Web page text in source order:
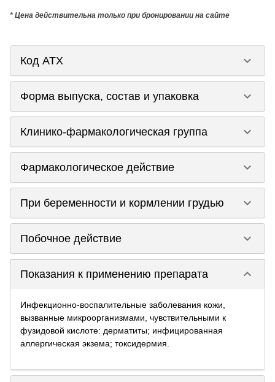
* Цена действительна только при бронировании на сайте
Код ATX keyboard_arrow_down
Форма выпуска, состав и упаковка keyboard_arrow_down
Клинико-фармакологическая группа keyboard_arrow_down
Фармакологическое действие keyboard_arrow_down
При беременности и кормлении грудью keyboard_arrow_down
Побочное действие keyboard_arrow_down
Показания к применению препарата keyboard_arrow_down
Инфекционно-воспалительные заболевания кожи,
вызванные микроорганизмами, чувствительными к
фузидовой кислоте: дерматиты; инфицированная
аллергическая экзема; токсидермия.